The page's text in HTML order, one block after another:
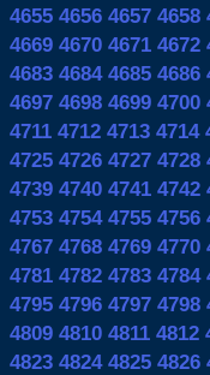
4655 4656 4657 4658
4669 4670 4671 4672
4683 4684 4685 4686
4697 4698 4699 4700
4711 4712 4713 4714
4725 4726 4727 4728
4739 4740 4741 4742
4753 4754 4755 4756
4767 4768 4769 4770
4781 4782 4783 4784
4795 4796 4797 4798
4809 4810 4811 4812
4823 4824 4825 4826